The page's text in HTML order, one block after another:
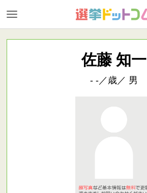
佐藤 知一
- -／歳／ 男